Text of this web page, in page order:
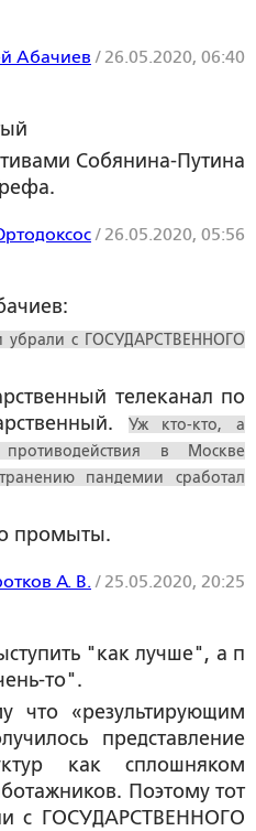
Абачиев / 26.05.2020, 06:40
Собянина-Путина
/ 26.05.2020, 05:56
убрали с ГОСУДАРСТВЕННОГО
телеканал по
Уж кто-кто, а
в Москве
пандемии сработал
промыты.
А. В. / 25.05.2020, 20:25
"как лучше", а п
то".
что «результирующим
представление
как сплошняком
Поэтому тот
с ГОСУДАРСТВЕННОГО